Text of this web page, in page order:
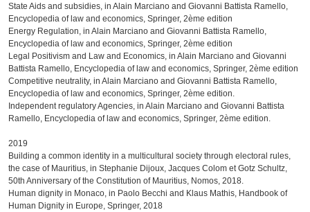
State Aids and subsidies, in Alain Marciano and Giovanni Battista Ramello,
Encyclopedia of law and economics, Springer, 2ème edition
Energy Regulation, in Alain Marciano and Giovanni Battista Ramello,
Encyclopedia of law and economics, Springer, 2ème edition
Legal Positivism and Law and Economics, in Alain Marciano and Giovanni
Battista Ramello, Encyclopedia of law and economics, Springer, 2ème edition
Competitive neutrality, in Alain Marciano and Giovanni Battista Ramello,
Encyclopedia of law and economics, Springer, 2ème edition.
Independent regulatory Agencies, in Alain Marciano and Giovanni Battista
Ramello, Encyclopedia of law and economics, Springer, 2ème edition.
2019
Building a common identity in a multicultural society through electoral rules,
the case of Mauritius, in Stephanie Dijoux, Jacques Colom et Gotz Schultz,
50th Anniversary of the Constitution of Mauritius, Nomos, 2018.
Human dignity in Monaco, in Paolo Becchi and Klaus Mathis, Handbook of
Human Dignity in Europe, Springer, 2018